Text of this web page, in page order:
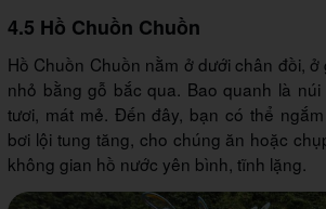
4.5 Hồ Chuồn Chuồn
Hồ Chuồn Chuồn nằm ở dưới chân đồi,
nhỏ bằng gỗ bắc qua. Bao quanh là
tươi, mát mẻ. Đến đây, bạn có thể
bơi lội tung tăng, cho chúng ăn hoặc
không gian hồ nước yên bình, tĩnh lặng.